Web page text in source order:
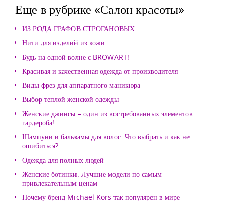
Еще в рубрике «Салон красоты»
ИЗ РОДА ГРАФОВ СТРОГАНОВЫХ
Нити для изделий из кожи
Будь на одной волне с BROWART!
Красивая и качественная одежда от производителя
Виды фрез для аппаратного маникюра
Выбор теплой женской одежды
Женские джинсы – один из востребованных элементов
гардероба!
Шампуни и бальзамы для волос. Что выбрать и как не
ошибиться?
Одежда для полных людей
Женские ботинки. Лучшие модели по самым
привлекательным ценам
Почему бренд Michael Kors так популярен в мире